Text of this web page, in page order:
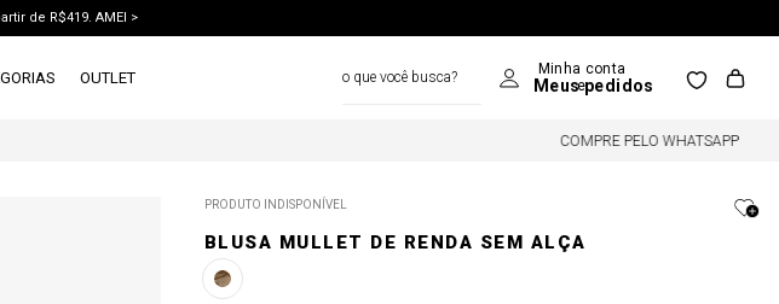
de R$419. AMEI >
OUTLET
COMPRE PELO WHATSAPP
PRODUTO INDISPONÍVEL
BLUSA MULLET DE RENDA SEM ALÇA